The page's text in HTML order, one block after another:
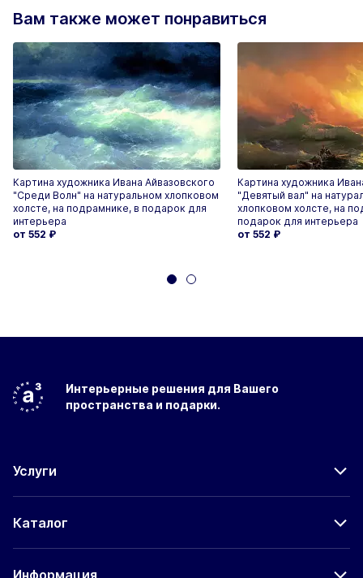
Вам также может понравиться
Картина художника Ивана Айвазовского
"Среди Волн" на натуральном хлопковом
холсте, на подрамнике, в подарок для
интерьера
от 552 ₽
Картина художника
"Девятый вал" на
хлопковом холсте, на
подарок для интерьера
от 552 ₽
Интерьерные решения для Вашего
пространства и подарки.
Услуги
Каталог
Информация